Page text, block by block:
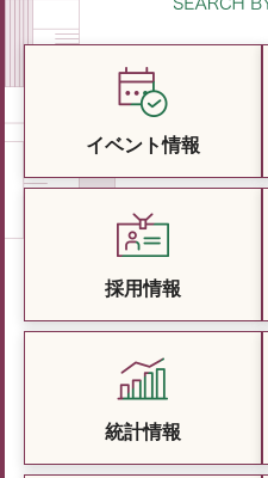
イベント情報
採用情報
統計情報